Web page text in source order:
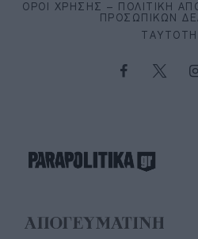
ΌΡΟΙ ΧΡΉΣΗΣ – ΠΟΛΙΤΙΚΉ
ΠΡΟΣΩΠΙΚΏΝ